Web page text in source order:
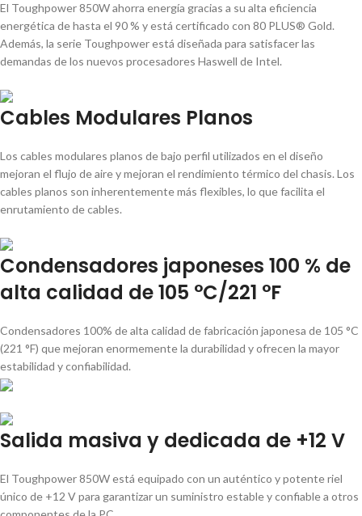
El Toughpower 850W ahorra energía gracias a su alta eficiencia
energética de hasta el 90 % y está certificado con 80 PLUS® Gold.
Además, la serie Toughpower está diseñada para satisfacer las
demandas de los nuevos procesadores Haswell de Intel.
Cables Modulares Planos
Los cables modulares planos de bajo perfil utilizados en el diseño
mejoran el flujo de aire y mejoran el rendimiento térmico del chasis. Los
cables planos son inherentemente más flexibles, lo que facilita el
enrutamiento de cables.
Condensadores japoneses 100 % de
alta calidad de 105 °C/221 °F
Condensadores 100% de alta calidad de fabricación japonesa de 105 °C
(221 °F) que mejoran enormemente la durabilidad y ofrecen la mayor
estabilidad y confiabilidad.
Salida masiva y dedicada de +12 V
El Toughpower 850W está equipado con un auténtico y potente riel
único de +12 V para garantizar un suministro estable y confiable a otros